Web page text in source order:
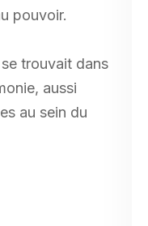
pouvoir.
trouvait dans
aussi
au sein du